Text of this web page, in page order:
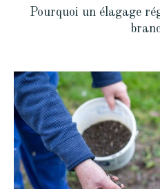
Pourquoi un élagage